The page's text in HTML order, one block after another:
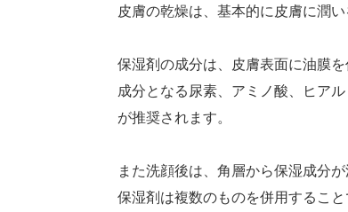
皮膚の乾燥は、基本的に皮膚に潤
保湿剤の成分は、皮膚表面に油膜
成分となる尿素、アミノ酸、ヒア
が推奨されます。
また洗顔後は、角層から保湿成分
保湿剤は複数のものを併用するこ